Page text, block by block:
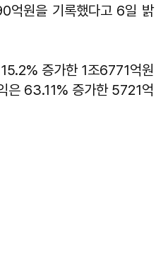
원을 기록했다고 6일 밝
증가한 1조6771억원
은 63.11% 증가한 5721억